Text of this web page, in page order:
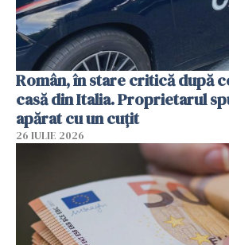
Român, în stare critică după
casă din Italia. Proprietarul
apărat cu un cuțit
26 IULIE 2026